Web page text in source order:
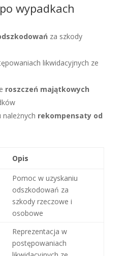
wypadkach
za szkody
likwidacyjnych ze
roszczeń majątkowych
należnych rekompensaty od
Opis
Pomoc w uzyskaniu
odszkodowań za
szkody rzeczowe i
osobowe
Reprezentacja w
postępowaniach